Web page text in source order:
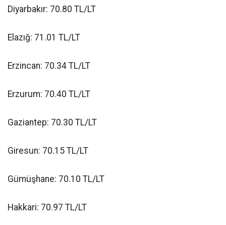
Diyarbakır: 70.80 TL/LT
Elazığ: 71.01 TL/LT
Erzincan: 70.34 TL/LT
Erzurum: 70.40 TL/LT
Gaziantep: 70.30 TL/LT
Giresun: 70.15 TL/LT
Gümüşhane: 70.10 TL/LT
Hakkari: 70.97 TL/LT